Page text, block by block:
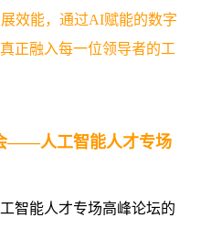
效能，通过AI赋能的数字
正融入每一位领导者的工
——人工智能人才专场
智能人才专场高峰论坛的